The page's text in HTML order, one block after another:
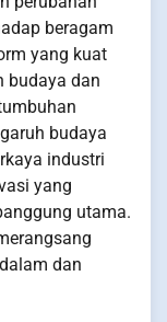
beragam
yang kuat
budaya dan
budaya
industri
yang
utama.
dan